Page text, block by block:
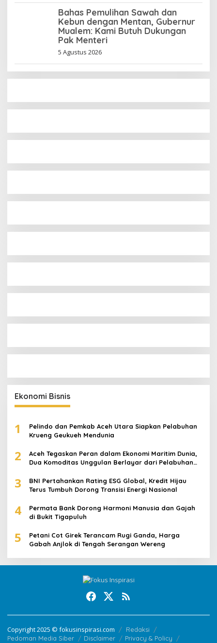
Bahas Pemulihan Sawah dan
Kebun dengan Mentan, Gubernur
Mualem: Kami Butuh Dukungan
Pak Menteri
5 Agustus 2026
Ekonomi Bisnis
1
Pelindo dan Pemkab Aceh Utara Siapkan Pelabuhan
Krueng Geukueh Mendunia
2
Aceh Tegaskan Peran dalam Ekonomi Maritim Dunia,
Dua Komoditas Unggulan Berlayar dari Pelabuhan
3
BNI Pertahankan Rating ESG Global, Kredit Hijau
Terus Tumbuh Dorong Transisi Energi Nasional
4
Permata Bank Dorong Harmoni Manusia dan Gajah
di Bukit Tigapuluh
5
Petani Cot Girek Terancam Rugi Ganda, Harga
Gabah Anjlok di Tengah Serangan Wereng
Copyright 2025 © fokusinspirasi.com
Redaksi
Pedoman Media Siber
Disclaimer
Privacy & Policy